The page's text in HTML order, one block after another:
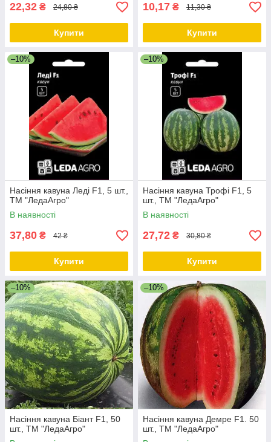
22,32 ₴ 24,80 ₴
Купити
10,17 ₴ 11,30 ₴
Купити
–10%
Насіння кавуна Леді F1, 5 шт.,
ТМ "ЛедаАгро"
В наявності
37,80 ₴ 42 ₴
Купити
–10%
Насіння кавуна Трофі F1, 5
шт., ТМ "ЛедаАгро"
В наявності
27,72 ₴ 30,80 ₴
Купити
–10%
Насіння кавуна Біант F1, 50
шт., ТМ "ЛедаАгро"
–10%
Насіння кавуна Демре F1. 50
шт., ТМ "ЛедаАгро"